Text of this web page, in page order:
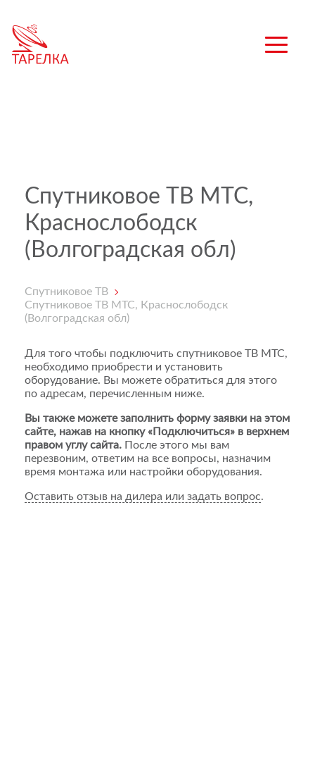
Спутниковое ТВ МТС,
Краснослободск
(Волгоградская обл)
Спутниковое ТВ
Спутниковое ТВ МТС, Краснослободск
(Волгоградская обл)
Для того чтобы подключить спутниковое ТВ МТС,
необходимо приобрести и установить
оборудование. Вы можете обратиться для этого
по адресам, перечисленным ниже.
Вы также можете заполнить форму заявки на этом
сайте, нажав на кнопку «Подключиться» в верхнем
правом углу сайта. После этого мы вам
перезвоним, ответим на все вопросы, назначим
время монтажа или настройки оборудования.
Оставить отзыв на дилера или задать вопрос.